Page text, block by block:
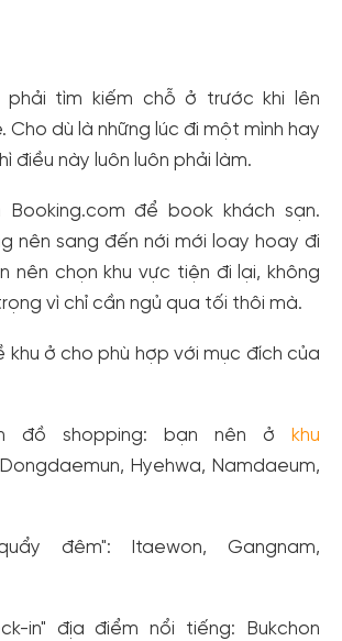
phải tìm kiếm chỗ ở trước khi lên
Cho dù là những lúc đi một mình hay
điều này luôn luôn phải làm.
để book khách sạn.
nên sang đến nới mới loay hoay đi
nên chọn khu vực tiện đi lại, không
vì chỉ cần ngủ qua tối thôi mà.
khu ở cho phù hợp với mục đích của
đồ shopping: bạn nên ở
khu
Hyehwa, Namdaeum,
đêm": Itaewon, Gangnam,
in" địa điểm nổi tiếng: Bukchon